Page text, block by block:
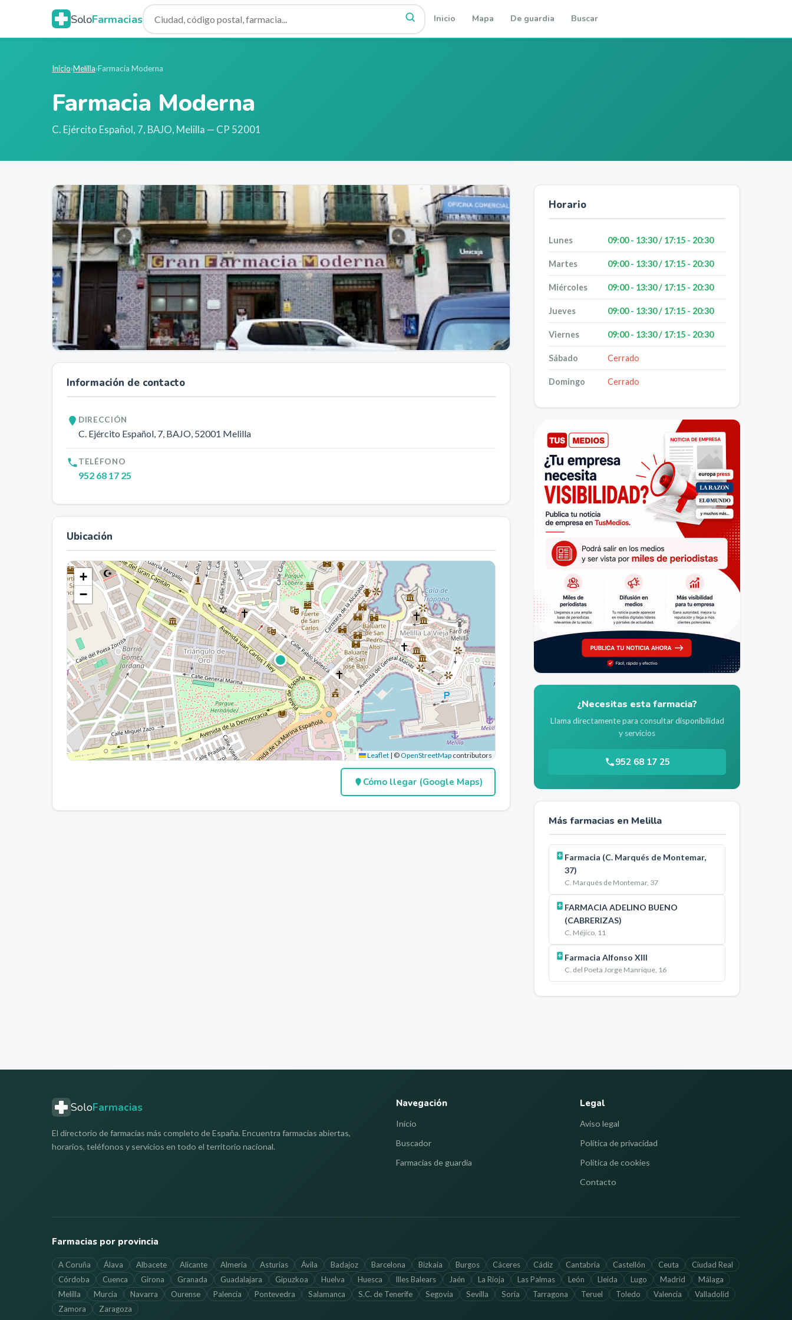
SoloFarmacias Inicio Mapa De guardia Buscar
Inicio›Melilla›Farmacia Moderna
Farmacia Moderna
C. Ejército Español, 7, BAJO, Melilla — CP 52001
Información de contacto
DIRECCIÓN
C. Ejército Español, 7, BAJO, 52001 Melilla
TELÉFONO
952 68 17 25
Ubicación
+
−
Leaflet | © OpenStreetMap contributors
Cómo llegar (Google Maps)
Horario
Lunes 09:00 - 13:30 / 17:15 - 20:30
Martes 09:00 - 13:30 / 17:15 - 20:30
Miércoles 09:00 - 13:30 / 17:15 - 20:30
Jueves 09:00 - 13:30 / 17:15 - 20:30
Viernes 09:00 - 13:30 / 17:15 - 20:30
Sábado Cerrado
Domingo Cerrado
¿Necesitas esta farmacia?
Llama directamente para consultar disponibilidad
y servicios
952 68 17 25
Más farmacias en Melilla
Farmacia (C. Marqués de Montemar,
37)
C. Marqués de Montemar, 37
FARMACIA ADELINO BUENO
(CABRERIZAS)
C. Méjico, 11
Farmacia Alfonso XIII
C. del Poeta Jorge Manrique, 16
SoloFarmacias
El directorio de farmacias más completo de España. Encuentra farmacias abiertas,
horarios, teléfonos y servicios en todo el territorio nacional.
Navegación
Inicio
Buscador
Farmacias de guardia
Legal
Aviso legal
Política de privacidad
Política de cookies
Contacto
Farmacias por provincia
A Coruña Álava Albacete Alicante Almería Asturias Ávila Badajoz Barcelona Bizkaia Burgos Cáceres Cádiz Cantabria Castellón Ceuta
Ciudad Real
Córdoba
Cuenca Girona Granada Guadalajara Gipuzkoa Huelva Huesca Illes Balears Jaén La Rioja Las Palmas León Lleida Lugo Madrid
Málaga
Melilla
Murcia Navarra Ourense Palencia Pontevedra Salamanca S.C. de Tenerife Segovia Sevilla Soria Tarragona Teruel Toledo Valencia
Valladolid
Zamora
Zaragoza